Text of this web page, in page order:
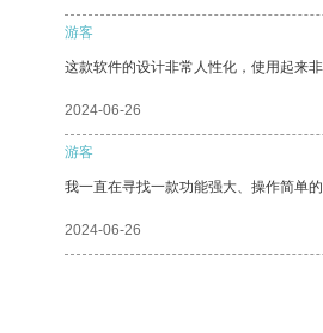
游客
这款软件的设计非常人性化，使用起来非
2024-06-26
游客
我一直在寻找一款功能强大、操作简单
2024-06-26